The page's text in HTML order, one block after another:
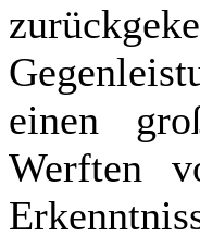
einen
Werften